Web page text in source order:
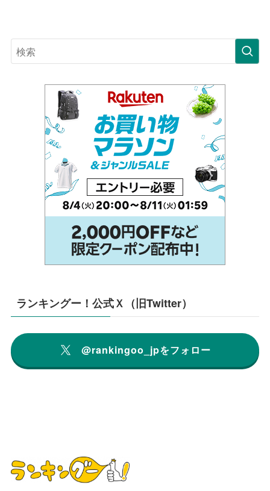
ランキングー！公式Ｘ（旧Twitter）
@rankingoo_jpをフォロー